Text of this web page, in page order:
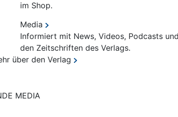
im Shop.
Media
Informiert mit News, Videos, Podcasts und
den Zeitschriften des Verlags.
über den Verlag
MEDIA